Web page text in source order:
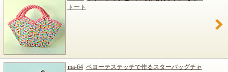
トート
ma-64 ペヨーテステッチで作るスターバッグチャ